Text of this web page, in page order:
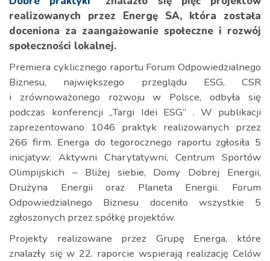
realizowanych przez Energę SA, która została
doceniona za zaangażowanie społeczne i rozwój
społeczności lokalnej.
Premiera cyklicznego raportu Forum Odpowiedzialnego
Biznesu, największego przeglądu ESG, CSR
i zrównoważonego rozwoju w Polsce, odbyła się
podczas konferencji „Targi Idei ESG” . W publikacji
zaprezentowano 1046 praktyk realizowanych przez
266 firm. Energa do tegorocznego raportu zgłosiła 5
inicjatyw: Aktywni Charytatywni, Centrum Sportów
Olimpijskich – Bliżej siebie, Domy Dobrej Energii,
Drużyna Energii oraz Planeta Energii. Forum
Odpowiedzialnego Biznesu doceniło wszystkie 5
zgłoszonych przez spółkę projektów.
Projekty realizowane przez Grupę Energa, które
znalazły się w 22. raporcie wspierają realizację Celów